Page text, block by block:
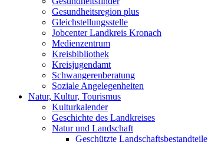
Gesundheitsregion plus
Gleichstellungsstelle
Jobcenter Landkreis Kronach
Medienzentrum
Kreisbibliothek
Kreisjugendamt
Schwangerenberatung
Soziale Angelegenheiten
Natur, Kultur, Tourismus
Kulturkalender
Geschichte des Landkreises
Natur und Landschaft
Geschützte Landschaftsbestandteile